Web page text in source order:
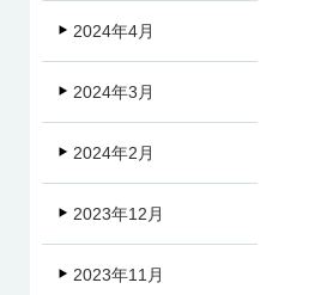
2024年4月
2024年3月
2024年2月
2023年12月
2023年11月